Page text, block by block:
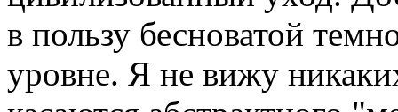
в пользу бесноватой
уровне. Я не вижу